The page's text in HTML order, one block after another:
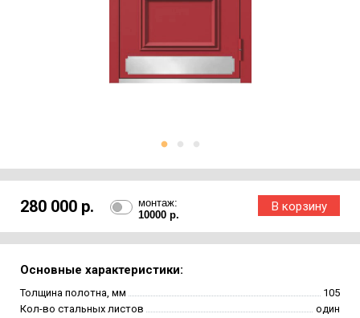
280 000 р.
монтаж:
10000 р.
Основные характеристики:
Толщина полотна, мм
105
Кол-во стальных листов
один